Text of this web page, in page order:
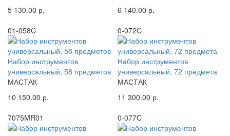
5 130.00 р.
6 140.00 р.
01-058C
Набор инструментов
универсальный, 58 предметов
МАСТАК
10 150.00 р.
0-072C
Набор инструментов
универсальный, 72 предмета
МАСТАК
11 300.00 р.
7075MR01
0-077C